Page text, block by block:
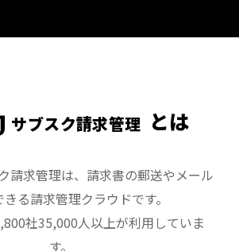
サブスク請求管理 とは
請求管理は、請求書の郵送やメール
る請求管理クラウドです。
社35,000人以上が利用していま
す。